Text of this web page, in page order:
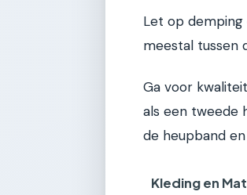
Let op demping
meestal tussen
Ga voor
als een tweede
de heupband
Kleding en